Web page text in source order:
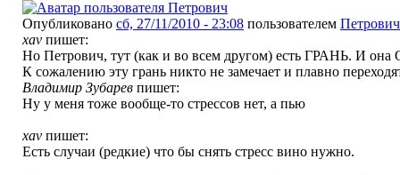
Опубликовано сб, 27/11/2010 - 23:08 пользователем Петрович
xav пишет:
Но Петрович, тут (как и во всем другом) есть ГРАНЬ. И
К сожалению эту грань никто не замечает и плавно
Владимир Зубарев пишет:
Ну у меня тоже вообще-то стрессов нет, а пью
xav пишет:
Есть случаи (редкие) что бы снять стресс вино нужно.